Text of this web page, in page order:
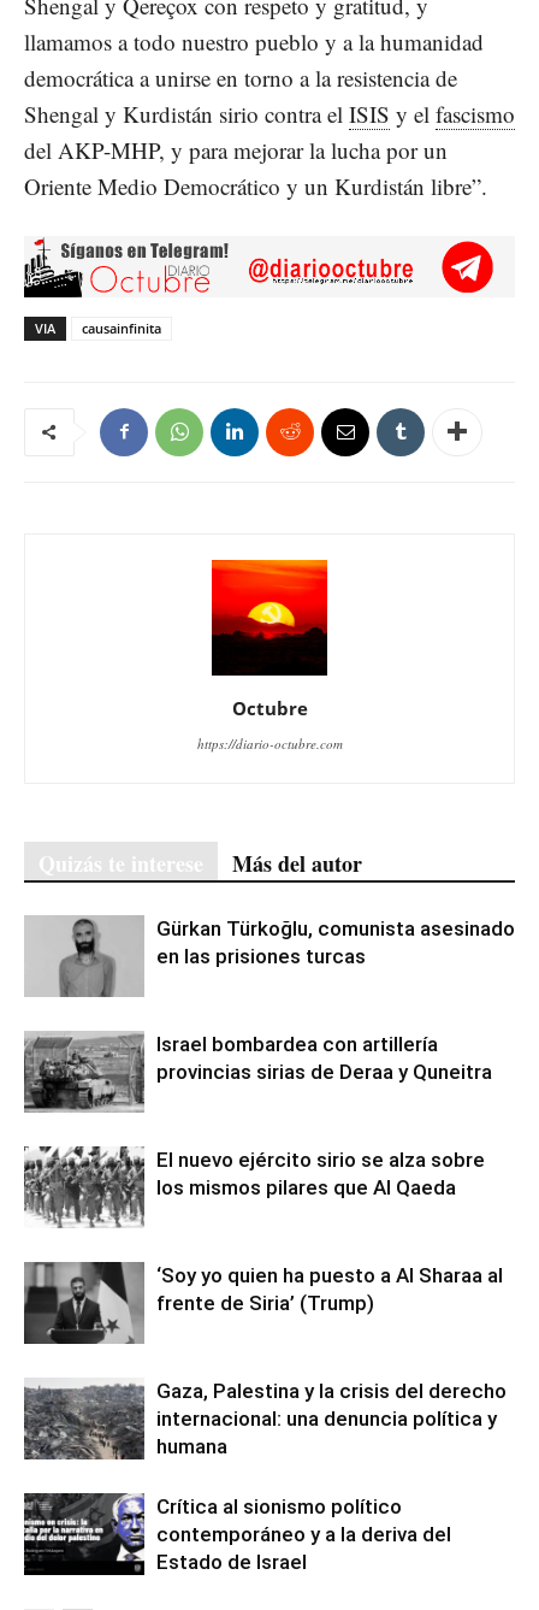
llamamos a todo nuestro pueblo y a la humanidad
democrática a unirse en torno a la resistencia de
Shengal y Kurdistán sirio contra el ISIS y el fascismo
del AKP-MHP, y para mejorar la lucha por un
Oriente Medio Democrático y un Kurdistán libre”.
VIA causainfinita
Octubre
https://diario-octubre.com
Quizás te interese Más del autor
Gürkan Türkoğlu, comunista asesinado
en las prisiones turcas
Israel bombardea con artillería
provincias sirias de Deraa y Quneitra
El nuevo ejército sirio se alza sobre
los mismos pilares que Al Qaeda
‘Soy yo quien ha puesto a Al Sharaa al
frente de Siria’ (Trump)
Gaza, Palestina y la crisis del derecho
internacional: una denuncia política y
humana
Crítica al sionismo político
contemporáneo y a la deriva del
Estado de Israel